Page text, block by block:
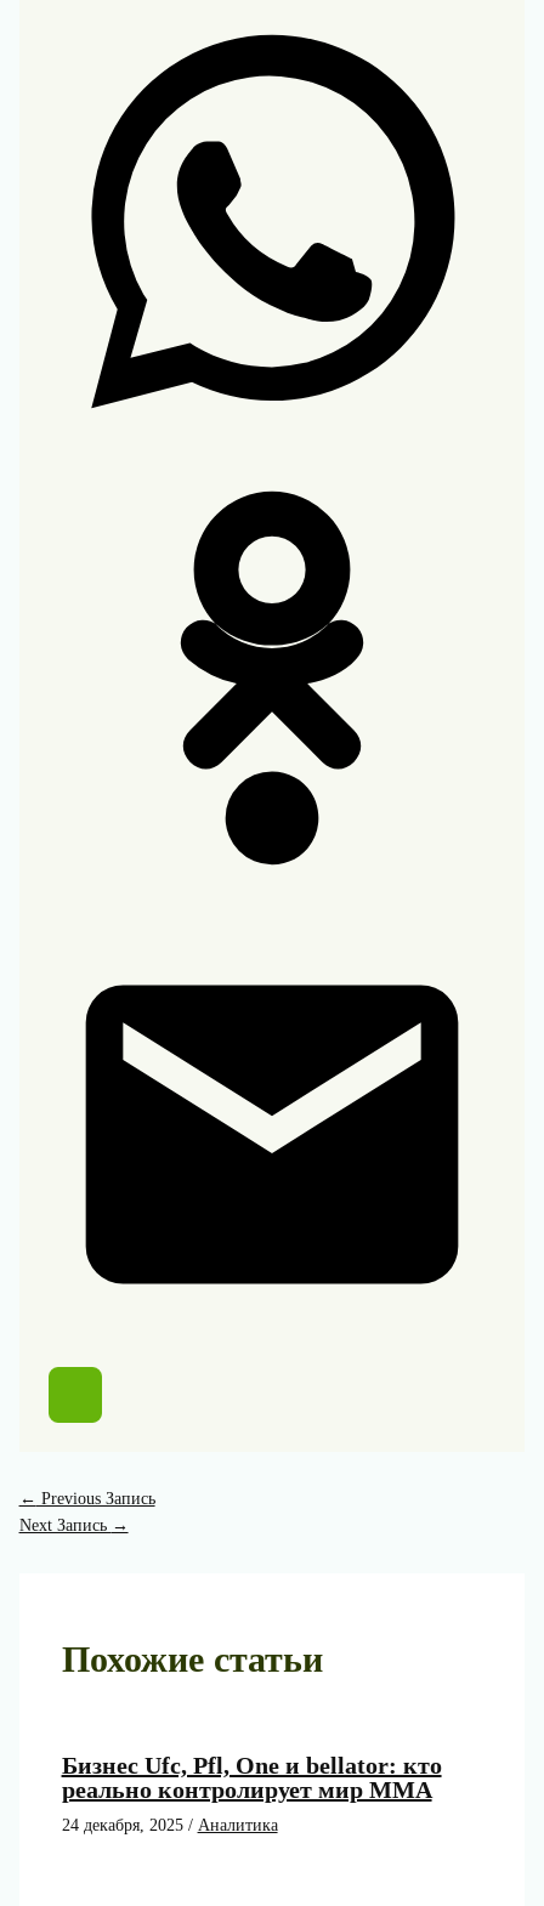
← Previous Запись
Next Запись →
Похожие статьи
Бизнес Ufc, Pfl, One и bellator: кто
реально контролирует мир ММА
24 декабря, 2025 / Аналитика